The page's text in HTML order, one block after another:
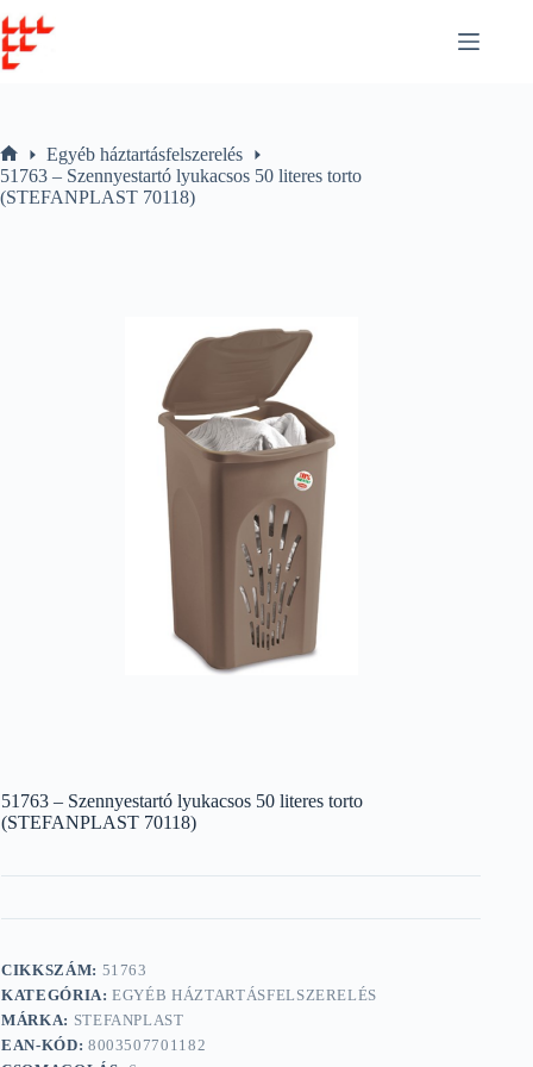
to
content
Home
Egyéb háztartásfelszerelés
51763 – Szennyestartó lyukacsos 50 literes torto
(STEFANPLAST 70118)
51763 – Szennyestartó lyukacsos 50 literes torto
(STEFANPLAST 70118)
CIKKSZÁM: 51763
KATEGÓRIA:EGYÉB HÁZTARTÁSFELSZERELÉS
MÁRKA: STEFANPLAST
EAN-KÓD: 8003507701182